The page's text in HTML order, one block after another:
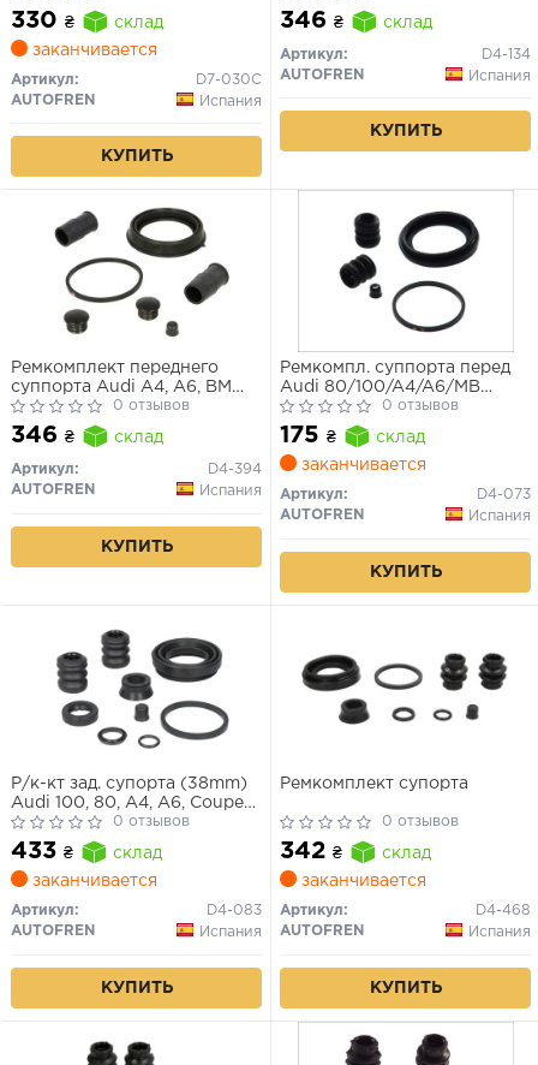
330 ₴
склад
заканчивается
Артикул:
D7-030C
AUTOFREN
Испания
КУПИТЬ
B, Zafira A /VW Passat (3B2-
3B6), T4 (57mm ATE)
346 ₴ склад
Артикул:
D4-134
AUTOFREN
Испания
КУПИТЬ
Ремкомплект переднего
суппорта Audi A4, A6, BMW
5/7, Citroen C5, Ford
Galaxy/Mondeo (60мм)
0 отзывов
346 ₴ склад
Артикул:
D4-394
AUTOFREN
Испания
КУПИТЬ
Ремкомпл. суппорта перед
Audi 80/100/A4/A6/MB
W124/W201/Laguna
II/Megane II/Caddy III/Golf
IV/V 54mm
0 отзывов
175 ₴
склад
заканчивается
Артикул:
D4-073
AUTOFREN
Испания
КУПИТЬ
Р/к-кт зад. супорта (38mm)
Audi 100, 80, A4, A6, Coupe
/VW Golf III, Passat B4,
Sharan (LUCAS)
0 отзывов
433 ₴
склад
заканчивается
Артикул:
D4-083
AUTOFREN
Испания
КУПИТЬ
Ремкомплект супорта
0 отзывов
342 ₴
склад
заканчивается
Артикул:
D4-468
AUTOFREN
Испания
КУПИТЬ